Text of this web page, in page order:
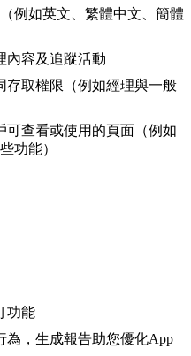
例如英文、繁體中文、簡體
內容及追蹤活動
存取權限（例如經理與一般
可查看或使用的頁面（例如
功能）
功能
為，生成報告助您優化App